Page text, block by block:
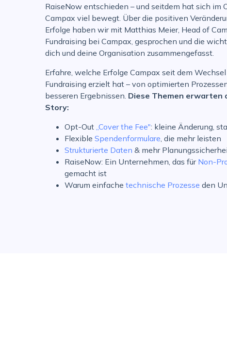
RaiseNow entschieden – und seitdem hat sich im
Campax viel bewegt. Über die positiven
Erfolge haben wir mit Matthias Meier, Head of
Fundraising bei Campax, gesprochen und die
dich und deine Organisation zusammengefasst.
Erfahre, welche Erfolge Campax seit dem
Fundraising erzielt hat – von optimierten
besseren Ergebnissen. Diese Themen erwarten
Story:
Opt-Out „Cover the Fee": kleine Änderung,
FlexibleSpendenformulare , die mehr leisten
Strukturierte Daten & mehr
RaiseNow: Ein Unternehmen, das für Non-
gemacht ist
Warum einfache technische Prozesseden